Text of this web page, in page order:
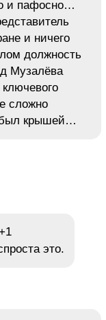
и пафосно…
и ничего
должность
Музалёва
сложно
был крышей…
это.